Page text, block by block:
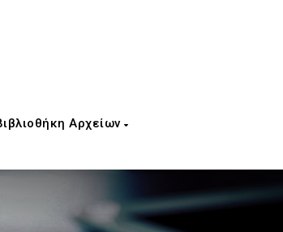
Αρχείων